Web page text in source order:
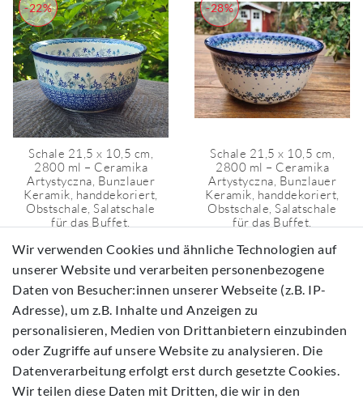
-22%
Schale 21,5 x 10,5 cm,
2800 ml – Ceramika
Artystyczna, Bunzlauer
Keramik, handdekoriert,
Obstschale, Salatschale
für das Buffet,
Brötchenkorb,
Dessertschale - Form
214 - Festive
Ladenpreis:
95,95 €
74,90 €
*
In den
Warenk
orb
Preise für
Privatkunden
-28%
Schale 21,5 x 10,5 cm,
2800 ml – Ceramika
Artystyczna, Bunzlauer
Keramik, handdekoriert,
Obstschale, Salatschale
für das Buffet,
Brötchenkorb,
Dessertschale - Form
214 - Fleur Delicate
Ladenpreis:
95,95 €
69,00 €
In den
Warenk
orb
Preise für
Privatkunden
Wir verwenden Cookies und ähnliche Technologien auf
unserer Website und verarbeiten personenbezogene
Daten von Besucher:innen unserer Webseite (z.B. IP-
Adresse), um z.B. Inhalte und Anzeigen zu
personalisieren, Medien von Drittanbietern einzubinden
oder Zugriffe auf unsere Website zu analysieren. Die
Datenverarbeitung erfolgt erst durch gesetzte Cookies.
Wir teilen diese Daten mit Dritten, die wir in den